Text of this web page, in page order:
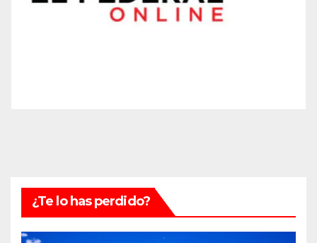
¿Te lo has perdido?